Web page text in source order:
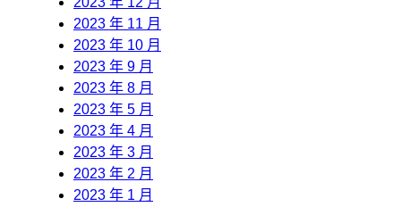
2023 年 11 月
2023 年 10 月
2023 年 9 月
2023 年 8 月
2023 年 5 月
2023 年 4 月
2023 年 3 月
2023 年 2 月
2023 年 1 月